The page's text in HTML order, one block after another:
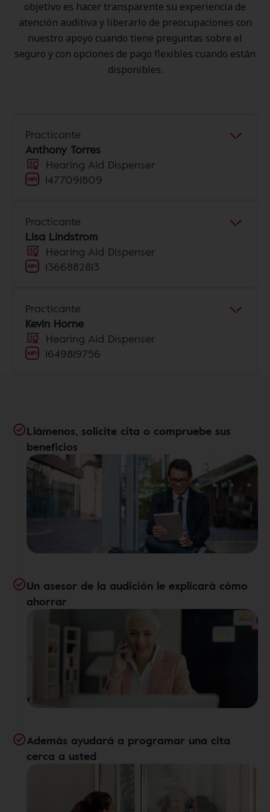
objetivo es hacer transparente su experiencia de
atención auditiva y liberarlo de preocupaciones con
nuestro apoyo cuando tiene preguntas sobre el
seguro y con opciones de pago flexibles cuando están
disponibles.
Practicante
Anthony Torres
Hearing Aid Dispenser
1477091809
Practicante
Lisa Lindstrom
Hearing Aid Dispenser
1366882813
Practicante
Kevin Horne
Hearing Aid Dispenser
1649819756
Llámenos, solicite cita o compruebe sus
beneficios
Un asesor de la audición le explicará cómo
ahorrar
Además ayudará a programar una cita
cerca a usted